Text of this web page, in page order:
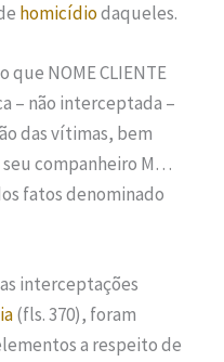
homicídiodaqueles.
que NOME CLIENTE
– não interceptada –
das vítimas, bem
companheiro M…
fatos denominado
interceptações
(fls. 370), foram
a respeito de